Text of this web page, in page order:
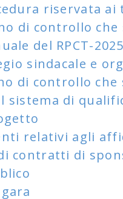
riservata
di controllo che
del RPCT-2025
sindacale e
di controllo
sistema di
relativi agli
contratti di